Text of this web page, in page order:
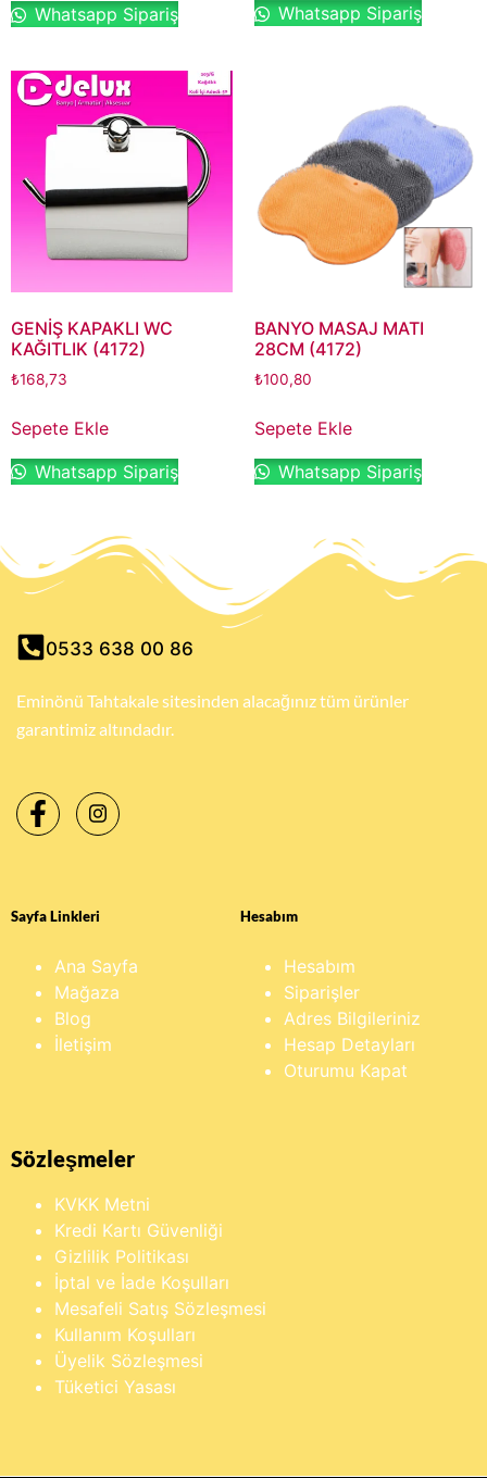
Whatsapp Sipariş
Whatsapp Sipariş
GENİŞ KAPAKLI WC
KAĞITLIK (4172)
₺168,73
Sepete Ekle
Whatsapp Sipariş
BANYO MASAJ MATI
28CM (4172)
₺100,80
Sepete Ekle
Whatsapp Sipariş
0533 638 00 86
Eminönü Tahtakale sitesinden alacağınız tüm ürünler
garantimiz altındadır.
Sayfa Linkleri
Ana Sayfa
Mağaza
Blog
İletişim
Hesabım
Hesabım
Siparişler
Adres Bilgileriniz
Hesap Detayları
Oturumu Kapat
Sözleşmeler
KVKK Metni
Kredi Kartı Güvenliği
Gizlilik Politikası
İptal ve İade Koşulları
Mesafeli Satış Sözleşmesi
Kullanım Koşulları
Üyelik Sözleşmesi
Tüketici Yasası